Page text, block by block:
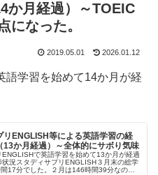
か月経過）～TOEIC
になった。
2019.05.01 2026.01.12
語学習を始めて14か月が経
リENGLISH等による英語学習の経
13か月経過）～全体的にサボり気味
ENGLISHで英語学習を始めて13か月が経過
状況スタディサプリENGLISH３月末の総学
17分でした。２月は146時間39分なの